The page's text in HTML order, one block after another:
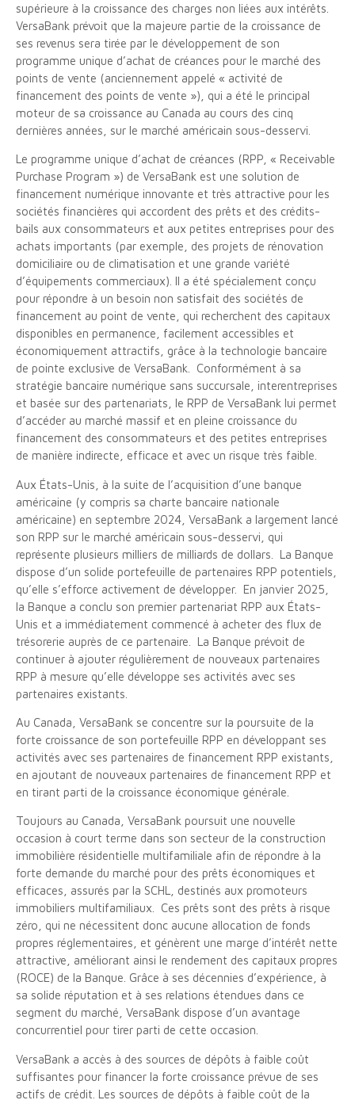
supérieure à la croissance des charges non liées aux intérêts.
VersaBank prévoit que la majeure partie de la croissance de
ses revenus sera tirée par le développement de son
programme unique d’achat de créances pour le marché des
points de vente (anciennement appelé « activité de
financement des points de vente »), qui a été le principal
moteur de sa croissance au Canada au cours des cinq
dernières années, sur le marché américain sous-desservi.
Le programme unique d’achat de créances (RPP, « Receivable
Purchase Program ») de VersaBank est une solution de
financement numérique innovante et très attractive pour les
sociétés financières qui accordent des prêts et des crédits-
bails aux consommateurs et aux petites entreprises pour des
achats importants (par exemple, des projets de rénovation
domiciliaire ou de climatisation et une grande variété
d’équipements commerciaux). Il a été spécialement conçu
pour répondre à un besoin non satisfait des sociétés de
financement au point de vente, qui recherchent des capitaux
disponibles en permanence, facilement accessibles et
économiquement attractifs, grâce à la technologie bancaire
de pointe exclusive de VersaBank. Conformément à sa
stratégie bancaire numérique sans succursale, interentreprises
et basée sur des partenariats, le RPP de VersaBank lui permet
d’accéder au marché massif et en pleine croissance du
financement des consommateurs et des petites entreprises
de manière indirecte, efficace et avec un risque très faible.
Aux États-Unis, à la suite de l’acquisition d’une banque
américaine (y compris sa charte bancaire nationale
américaine) en septembre 2024, VersaBank a largement lancé
son RPP sur le marché américain sous-desservi, qui
représente plusieurs milliers de milliards de dollars. La Banque
dispose d’un solide portefeuille de partenaires RPP potentiels,
qu’elle s’efforce activement de développer. En janvier 2025,
la Banque a conclu son premier partenariat RPP aux États-
Unis et a immédiatement commencé à acheter des flux de
trésorerie auprès de ce partenaire. La Banque prévoit de
continuer à ajouter régulièrement de nouveaux partenaires
RPP à mesure qu’elle développe ses activités avec ses
partenaires existants.
Au Canada, VersaBank se concentre sur la poursuite de la
forte croissance de son portefeuille RPP en développant ses
activités avec ses partenaires de financement RPP existants,
en ajoutant de nouveaux partenaires de financement RPP et
en tirant parti de la croissance économique générale.
Toujours au Canada, VersaBank poursuit une nouvelle
occasion à court terme dans son secteur de la construction
immobilière résidentielle multifamiliale afin de répondre à la
forte demande du marché pour des prêts économiques et
efficaces, assurés par la SCHL, destinés aux promoteurs
immobiliers multifamiliaux. Ces prêts sont des prêts à risque
zéro, qui ne nécessitent donc aucune allocation de fonds
propres réglementaires, et génèrent une marge d’intérêt nette
attractive, améliorant ainsi le rendement des capitaux propres
(ROCE) de la Banque. Grâce à ses décennies d’expérience, à
sa solide réputation et à ses relations étendues dans ce
segment du marché, VersaBank dispose d’un avantage
concurrentiel pour tirer parti de cette occasion.
VersaBank a accès à des sources de dépôts à faible coût
suffisantes pour financer la forte croissance prévue de ses
actifs de crédit. Les sources de dépôts à faible coût de la